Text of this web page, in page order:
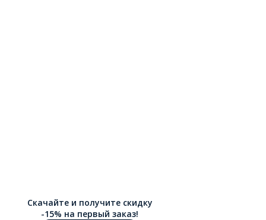
Скачайте и получите скидку
-15% на первый заказ!